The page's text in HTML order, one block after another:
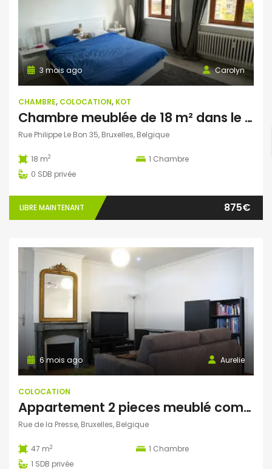
Carolyn
3 mois ago
CHAMBRE, COLOCATION, KOT
Chambre meublée de 18 m² dans le Quartier Européen
Rue Philippe Le Bon 35, Bruxelles, Belgique
18 m2 1 Chambre
0 SDB privée
LIBRE MAINTENANT 875€
Aurelie
6 mois ago
COLOCATION
Appartement 2 pieces meublé compose d’une chambre
Rue de la Presse, Bruxelles, Belgique
47 m2 1 Chambre
1 SDB privée